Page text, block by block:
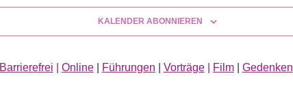
KALENDER ABONNIEREN
Barrierefrei Online| Führungen Vorträge| Film| Gedenken